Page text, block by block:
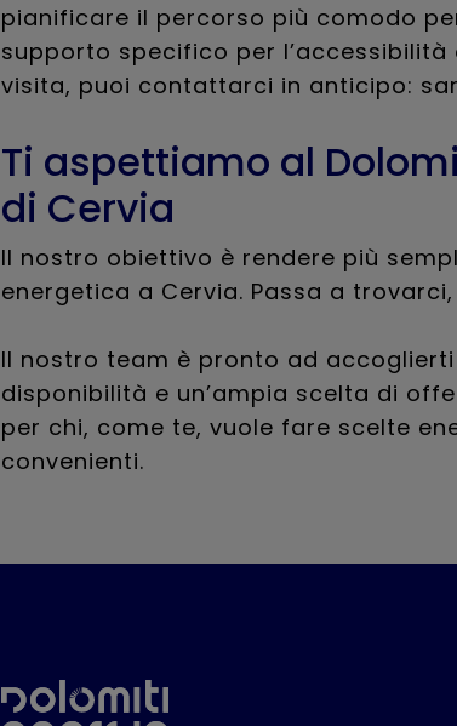
pianificare il percorso più comodo
supporto specifico per
visita, puoi contattarci in anticipo:
Ti aspettiamo al
di Cervia
Il nostro obiettivo è rendere più
energetica a Cervia. Passa a
Il nostro team è pronto ad
disponibilità e un’ampia scelta di
per chi, come te, vuole fare scelte
convenienti.